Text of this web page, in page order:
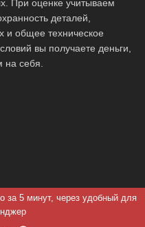
При оценке учитываем
деталей,
и общее техническое
вы получаете деньги,
себя.
за 5 минут, через удобный для